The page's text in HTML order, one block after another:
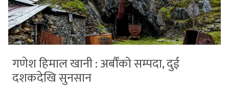
गणेश हिमाल खानी : अर्बौंको सम्पदा, दुई
दशकदेखि सुनसान